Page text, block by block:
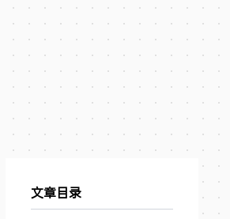
文章目录